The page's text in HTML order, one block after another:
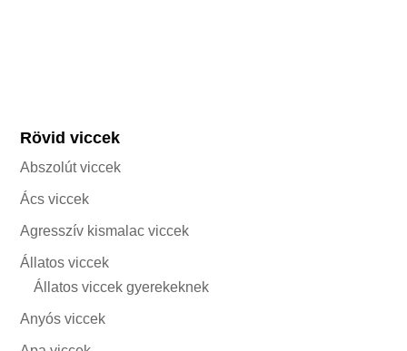
Rövid viccek
Abszolút viccek
Ács viccek
Agresszív kismalac viccek
Állatos viccek
Állatos viccek gyerekeknek
Anyós viccek